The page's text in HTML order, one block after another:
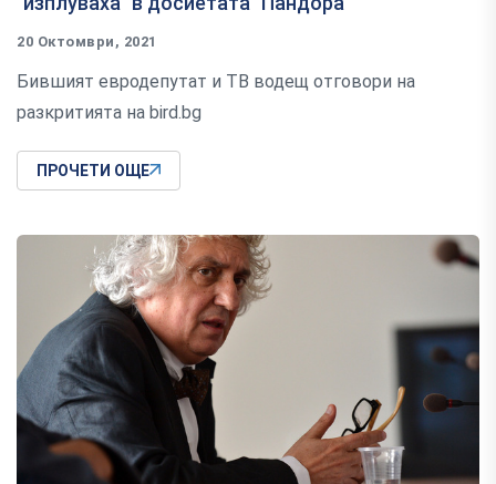
20 Октомври, 2021
Бившият евродепутат и ТВ водещ отговори на
разкритията на bird.bg
ПРОЧЕТИ ОЩЕ